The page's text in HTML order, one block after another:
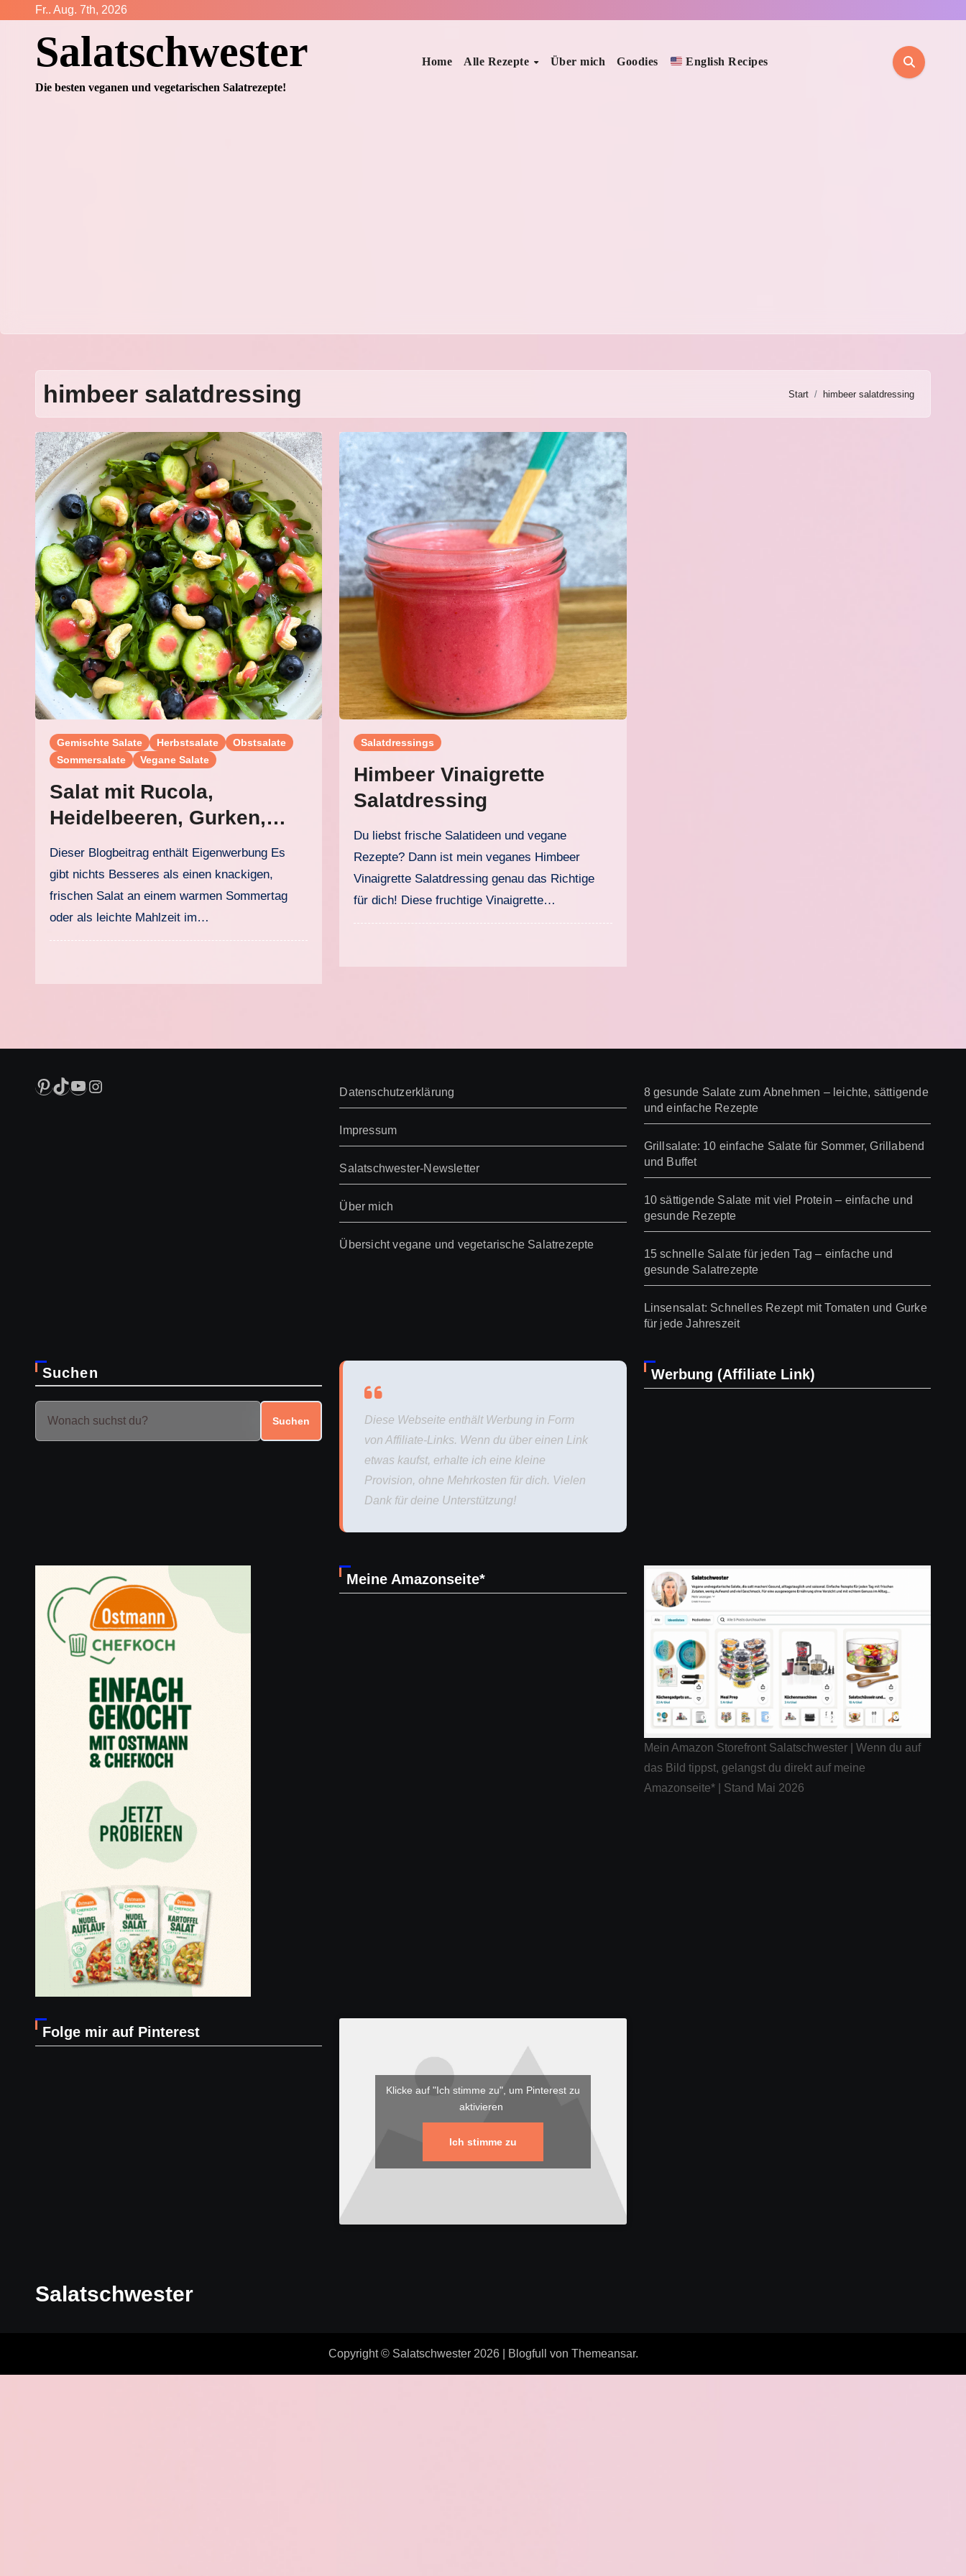
springen
Fr.. Aug. 7th, 2026
Salatschwester
Die besten veganen und vegetarischen Salatrezepte!
Home Alle Rezepte Über mich Goodies English Recipes
himbeer salatdressing Start himbeer salatdressing
Gemischte Salate Herbstsalate
Obstsalate
Sommersalate
Vegane Salate
Salat mit Rucola,
Heidelbeeren, Gurken,
Cashewkernen und
Himbeervinaigrette
Dieser Blogbeitrag enthält Eigenwerbung Es
gibt nichts Besseres als einen knackigen,
frischen Salat an einem warmen Sommertag
oder als leichte Mahlzeit im…
Salatdressings
Himbeer Vinaigrette
Salatdressing
Du liebst frische Salatideen und vegane
Rezepte? Dann ist mein veganes Himbeer
Vinaigrette Salatdressing genau das Richtige
für dich! Diese fruchtige Vinaigrette…
Pinterest
TikTok
YouTube
Instagram Datenschutzerklärung
Impressum
Salatschwester-Newsletter
Über mich
Übersicht vegane und vegetarische Salatrezepte
8 gesunde Salate zum Abnehmen – leichte, sättigende
und einfache Rezepte
Grillsalate: 10 einfache Salate für Sommer, Grillabend
und Buffet
10 sättigende Salate mit viel Protein – einfache und
gesunde Rezepte
15 schnelle Salate für jeden Tag – einfache und
gesunde Salatrezepte
Linsensalat: Schnelles Rezept mit Tomaten und Gurke
für jede Jahreszeit
Suchen
Suchen
Diese Webseite enthält Werbung in Form
von Affiliate-Links. Wenn du über einen Link
etwas kaufst, erhalte ich eine kleine
Provision, ohne Mehrkosten für dich. Vielen
Dank für deine Unterstützung!
Werbung (Affiliate Link)
Meine Amazonseite*
Mein Amazon Storefront Salatschwester | Wenn du auf
das Bild tippst, gelangst du direkt auf meine
Amazonseite* | Stand Mai 2026
Folge mir auf Pinterest
Klicke auf "Ich stimme zu", um Pinterest zu
aktivieren
Ich stimme zu
Salatschwester
Copyright © Salatschwester 2026 Blogfull von Themeansar.